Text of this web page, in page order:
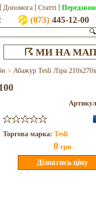
Допомога Статті
(073)445-12-00
🔍
☈ МИ НА
> Абажур Tesli Ліра
Торгова марка: Tesli
0 грн